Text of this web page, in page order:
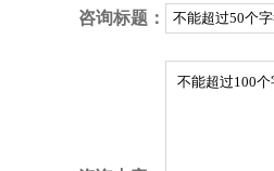
咨询标题：